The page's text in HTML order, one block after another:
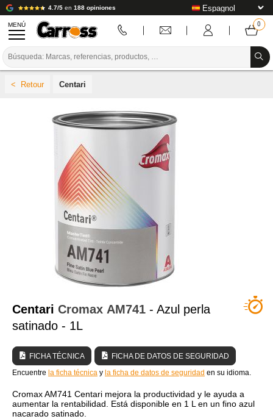
4.7/5 en 188 opiniones
MENÚ
PREPARACIÓN / PINTURA / ACABADO
CONSUMIBLES DE CARROCERÍA
HERRAMIENTAS DE CARROCERÍA
EQUIPAMIENTO PARA TALLERES DE CARROCERÍA
INSTALACIÓN DE LABORATORIO
TUTORIALES Y CONSEJOS
Centari
Centari Cromax AM741 - Azul perla
satinado - 1L
FICHA TÉCNICA
FICHA DE DATOS DE SEGURIDAD
Encuentre la ficha técnica y la ficha de datos de seguridad en su idioma.
Cromax AM741 Centari mejora la productividad y le ayuda a
aumentar la rentabilidad. Está disponible en 1 L en un fino azul
nacarado satinado.